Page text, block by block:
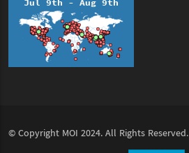
© Copyright MOI 2024. All Rights Reserved.